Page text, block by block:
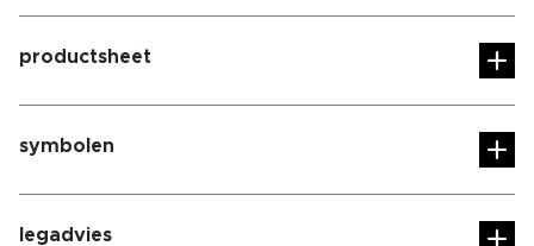
productsheet
symbolen
legadvies